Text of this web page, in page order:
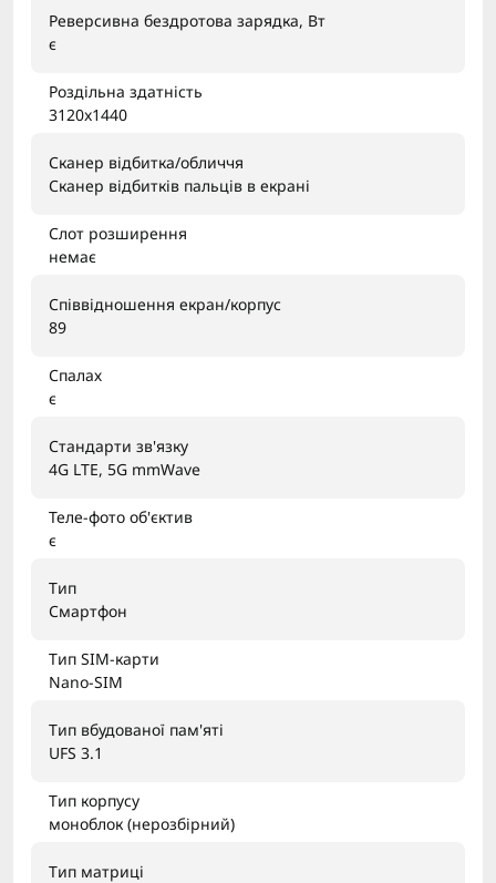
Реверсивна бездротова зарядка, Вт
є
Роздільна здатність
3120x1440
Сканер відбитка/обличчя
Сканер відбитків пальців в екрані
Слот розширення
немає
Співвідношення екран/корпус
89
Спалах
є
Стандарти зв'язку
4G LTE, 5G mmWave
Теле-фото об'єктив
є
Тип
Смартфон
Тип SIM-карти
Nano-SIM
Тип вбудованої пам'яті
UFS 3.1
Тип корпусу
моноблок (нерозбірний)
Тип матриці